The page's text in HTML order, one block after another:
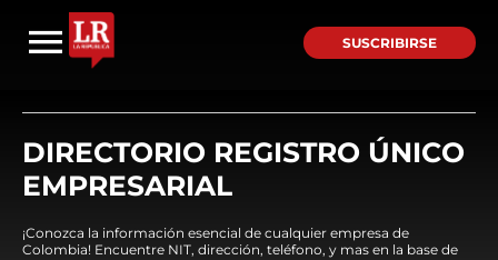
SUSCRIBIRSE
DIRECTORIO REGISTRO ÚNICO
EMPRESARIAL
¡Conozca la información esencial de cualquier empresa de
Colombia! Encuentre NIT, dirección, teléfono, y mas en la base de